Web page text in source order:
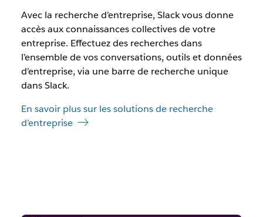
Avec la recherche d’entreprise, Slack vous donne
accès aux connaissances collectives de votre
entreprise. Effectuez des recherches dans
l’ensemble de vos conversations, outils et données
d’entreprise, via une barre de recherche unique
dans Slack.
En savoir plus sur les solutions de recherche
d’entreprise